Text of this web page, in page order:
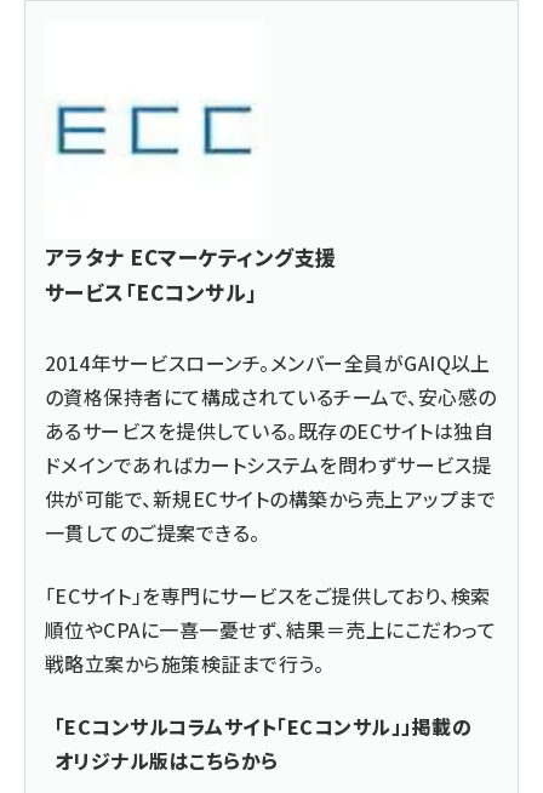
アラタナ ECマーケティング支援
サービス「ECコンサル」
2014年サービスローンチ。メンバー全員がGAIQ以上
の資格保持者にて構成されているチームで、安心感の
あるサービスを提供している。既存のECサイトは独自
ドメインであればカートシステムを問わずサービス提
供が可能で、新規ECサイトの構築から売上アップまで
一貫してのご提案できる。
「ECサイト」を専門にサービスをご提供しており、検索
順位やCPAに一喜一憂せず、結果＝売上にこだわって
戦略立案から施策検証まで行う。
「ECコンサルコラムサイト「ECコンサル」」掲載の
オリジナル版はこちらから